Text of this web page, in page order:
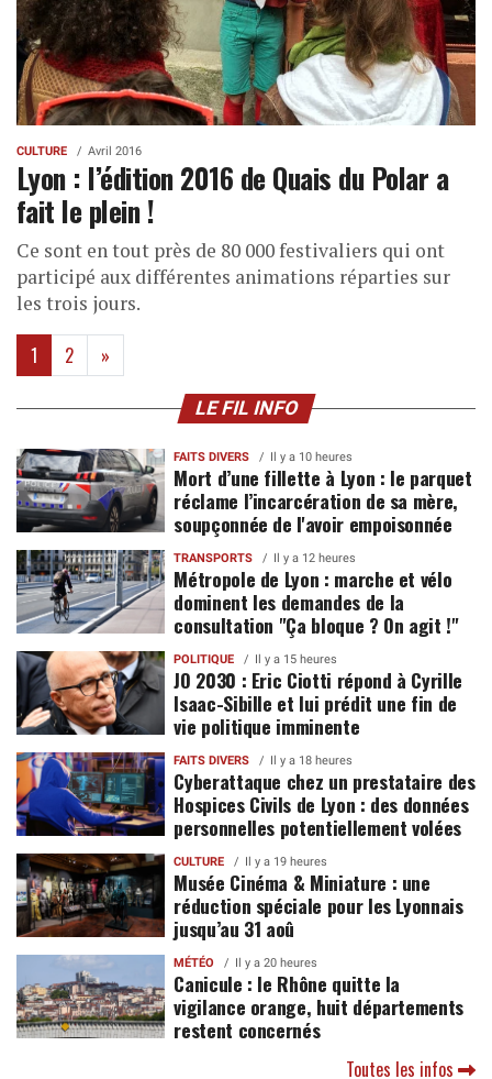
CULTURE Avril 2016
Lyon : l’édition 2016 de Quais du Polar a
fait le plein !
Ce sont en tout près de 80 000 festivaliers qui ont
participé aux différentes animations réparties sur
les trois jours.
1 (current)
2 »
LE FIL INFO
FAITS DIVERS Il y a 10 heures
Mort d’une fillette à Lyon : le parquet
réclame l’incarcération de sa mère,
soupçonnée de l'avoir empoisonnée
TRANSPORTS Il y a 12 heures
Métropole de Lyon : marche et vélo
dominent les demandes de la
consultation "Ça bloque ? On agit !"
POLITIQUE Il y a 15 heures
JO 2030 : Eric Ciotti répond à Cyrille
Isaac-Sibille et lui prédit une fin de
vie politique imminente
FAITS DIVERS Il y a 18 heures
Cyberattaque chez un prestataire des
Hospices Civils de Lyon : des données
personnelles potentiellement volées
CULTURE Il y a 19 heures
Musée Cinéma & Miniature : une
réduction spéciale pour les Lyonnais
jusqu’au 31 aoû
MÉTÉO Il y a 20 heures
Canicule : le Rhône quitte la
vigilance orange, huit départements
restent concernés
Toutes les infos